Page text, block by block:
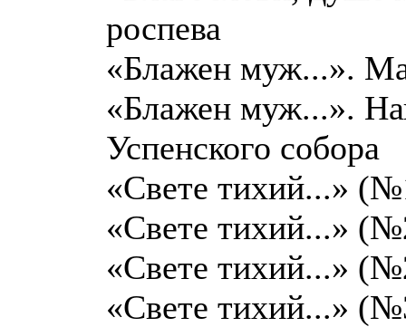
роспева
«Блажен муж...».
«Блажен муж...».
Успенского собора
«Свете тихий...»
«Свете тихий...»
«Свете тихий...»
«Свете тихий...»